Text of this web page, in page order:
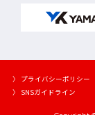
モデルです。
〉 プライバシーポリシー
〉 SNSガイドライン